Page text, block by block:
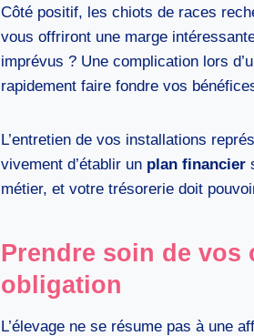
Côté positif, les chiots de races
vous offriront une marge
imprévus ? Une complication lors
rapidement faire fondre vos
L’entretien de vos installations
vivement d’établir un plan financier
métier, et votre trésorerie doit
Prendre soin de vos
obligation
L’élevage ne se résume pas à une